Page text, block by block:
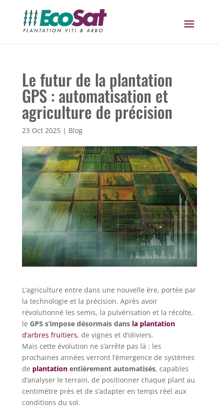
Le futur de la plantation
GPS : automatisation et
agriculture de précision
23 Oct 2025| Blog
L’agriculture entre dans une nouvelle ère, portée par
la technologie et la précision. Après avoir
révolutionné les semis, la pulvérisation et la récolte,
le GPS s’impose désormais dans la plantation
d’arbres fruitiers, de vignes et d’oliviers.
Mais cette évolution ne s’arrête pas là : les
prochaines années verront l’émergence de systèmes
de plantationentièrement automatisés, capables
d’analyser le terrain, de positionner chaque plant au
centimètre près et de s’adapter en temps réel aux
conditions du sol.